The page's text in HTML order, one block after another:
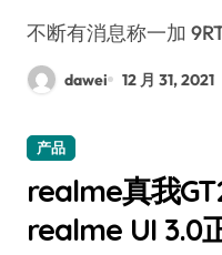
不断有消息称一加
dawei 12 月 31, 2021
产品
realme真我
realme UI 3.0